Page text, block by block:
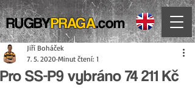
RUGBYPRAGA.com
Pro SS-P9 vybráno 74 211 Kč
Jiří Boháček
7. 5. 2020 Minut čtení: 1